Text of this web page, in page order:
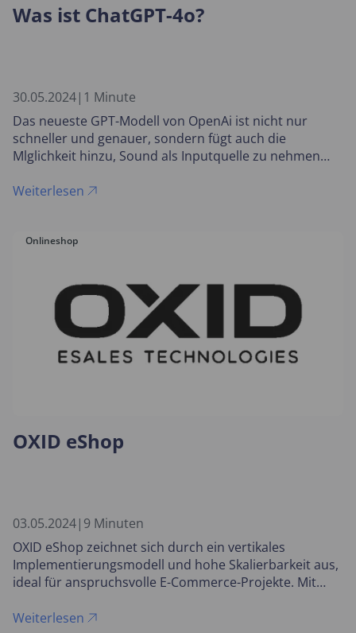
Was ist ChatGPT-4o?
30.05.2024| 1 Minute
Das neueste GPT-Modell von OpenAi ist nicht nur
schneller und genauer, sondern fügt auch die
Mlglichkeit hinzu, Sound als Inputquelle zu nehmen
Weiterlesen
Onlineshop
OXID eShop
03.05.2024| 9 Minuten
OXID eShop zeichnet sich durch ein vertikales
Implementierungsmodell und hohe Skalierbarkeit aus,
ideal für anspruchsvolle E-Commerce-Projekte. Mit
bietet das System kundenindividuelle
Weiterlesen